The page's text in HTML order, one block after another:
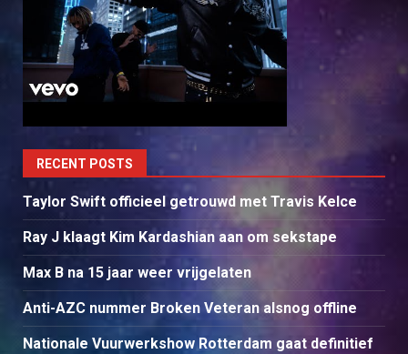
RECENT POSTS
Taylor Swift officieel getrouwd met Travis Kelce
Ray J klaagt Kim Kardashian aan om sekstape
Max B na 15 jaar weer vrijgelaten
Anti-AZC nummer Broken Veteran alsnog offline
Nationale Vuurwerkshow Rotterdam gaat definitief